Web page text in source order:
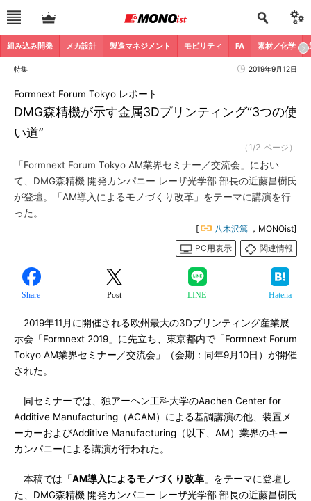
組み込み開発 メカ設計 製造マネジメント モビリティ FA 素材／化学
特集 2019年9月12日
DMG森精機が示す金属3Dプリンティング“3つの使
い道”
Formnext Forum Tokyo レポート
（1/2 ページ）
「Formnext Forum Tokyo AM業界セミナー／交流会」におい
て、DMG森精機 開発カンパニー レーザ光学部 部長の近藤昌樹氏
が登壇。「AM導入によるモノづくり改革」をテーマに講演を行
った。
[ 八木沢篤 ，MONOist]
PC用表示
関連情報
Share Post LINE Hatena
2019年11月に開催される欧州最大の3Dプリンティング産業展
示会「Formnext 2019」に先立ち、東京都内で「Formnext Forum
Tokyo AM業界セミナー／交流会」（会期：同年9月10日）が開催
された。
同セミナーでは、独アーヘン工科大学のAachen Center for
Additive Manufacturing（ACAM）による基調講演の他、装置メ
ーカーおよびAdditive Manufacturing（以下、AM）業界のキー
カンパニーによる講演が行われた。
本稿では「AM導入によるモノづくり改革 」をテーマに登壇し
た、DMG森精機 開発カンパニー レーザ光学部 部長の近藤昌樹氏